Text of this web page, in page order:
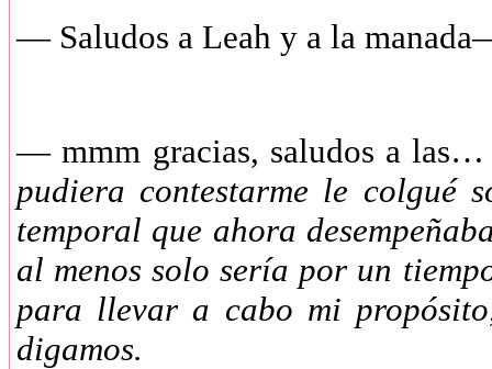
— Saludos a Leah y a la
— mmm gracias, saludos a
pudiera contestarme le colgué
temporal que ahora
al menos solo sería por un
para llevar a cabo mi
digamos.